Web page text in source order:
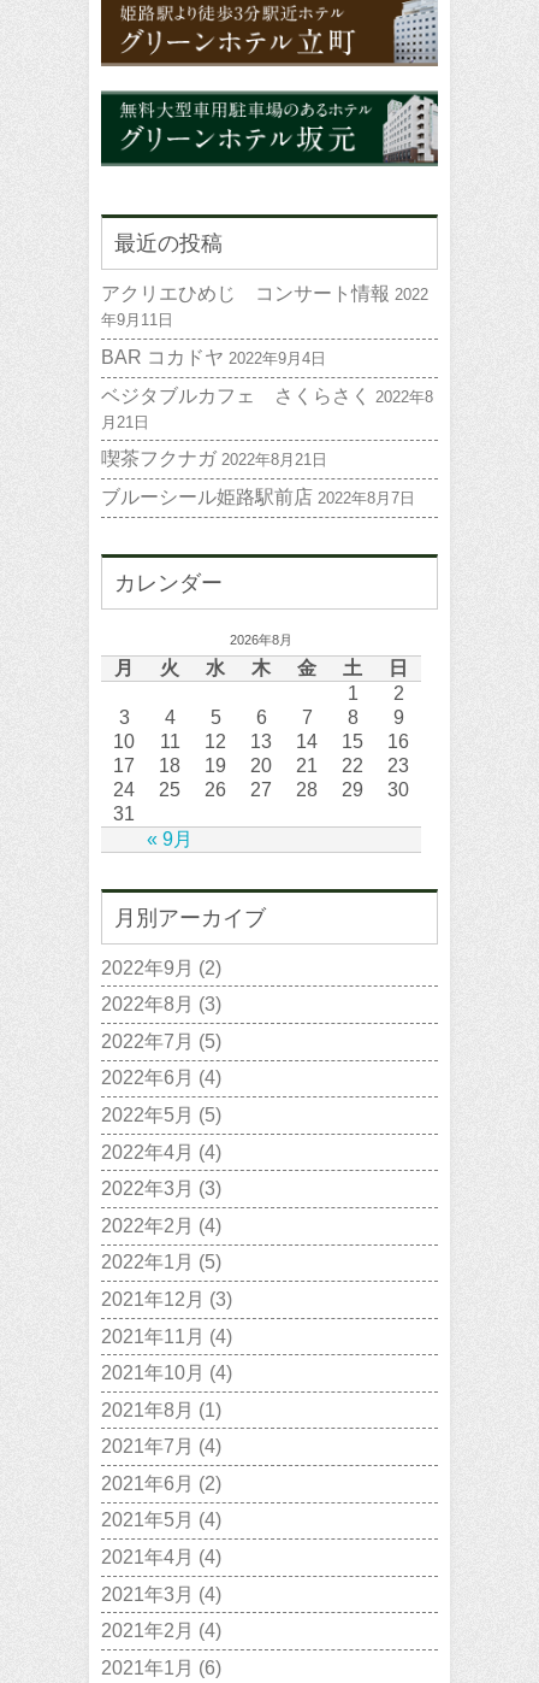
最近の投稿
アクリエひめじ コンサート情報 2022
年9月11日
BAR コカドヤ 2022年9月4日
ベジタブルカフェ さくらさく
2022年8
月21日
喫茶フクナガ 2022年8月21日
ブルーシール姫路駅前店 2022年8月7日
カレンダー
2026年8月
月 火 水 木 金 土 日
« 9月
1
2
3
4 5 6 7 8
9
10
11 12 13 14 15
16
17
18 19 20 21 22
23
24
25 26 27 28 29
30
31
月別アーカイブ
2022年9月 (2)
2022年8月 (3)
2022年7月 (5)
2022年6月 (4)
2022年5月 (5)
2022年4月 (4)
2022年3月 (3)
2022年2月 (4)
2022年1月 (5)
2021年12月 (3)
2021年11月 (4)
2021年10月 (4)
2021年8月 (1)
2021年7月 (4)
2021年6月 (2)
2021年5月 (4)
2021年4月 (4)
2021年3月 (4)
2021年2月 (4)
2021年1月 (6)